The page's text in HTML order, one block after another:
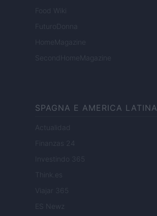
Food Wiki
FuturoDonna
HomeMagazine
SecondHomeMagazine
SPAGNA E AMERICA LATINA
Actualidad
Finanzas 24
Investindo 365
Think.es
Viajar 365
ES Newz